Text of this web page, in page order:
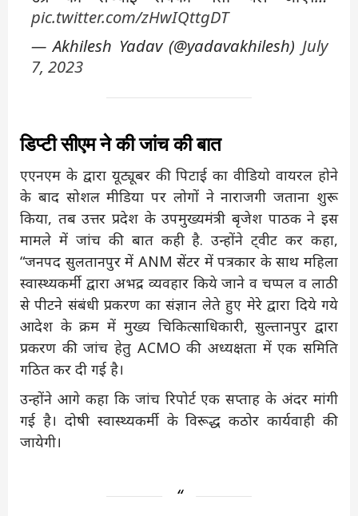
pic.twitter.com/zHwIQttgDT
— Akhilesh Yadav (@yadavakhilesh) July
7, 2023
डिप्टी सीएम ने की जांच की बात
एएनएम के द्वारा यूट्यूबर की पिटाई का वीडियो वायरल होने
के बाद सोशल मीडिया पर लोगों ने नाराजगी जताना शुरू
किया, तब उत्तर प्रदेश के उपमुख्यमंत्री बृजेश पाठक ने इस
मामले में जांच की बात कही है. उन्होंने ट्वीट कर कहा,
“जनपद सुलतानपुर में ANM सेंटर में पत्रकार के साथ महिला
स्वास्थ्यकर्मी द्वारा अभद्र व्यवहार किये जाने व चप्पल व लाठी
से पीटने संबंधी प्रकरण का संज्ञान लेते हुए मेरे द्वारा दिये गये
आदेश के क्रम में मुख्य चिकित्साधिकारी, सुल्तानपुर द्वारा
प्रकरण की जांच हेतु ACMO की अध्यक्षता में एक समिति
गठित कर दी गई है।
उन्होंने आगे कहा कि जांच रिपोर्ट एक सप्ताह के अंदर मांगी
गई है। दोषी स्वास्थ्यकर्मी के विरूद्ध कठोर कार्यवाही की
जायेगी।